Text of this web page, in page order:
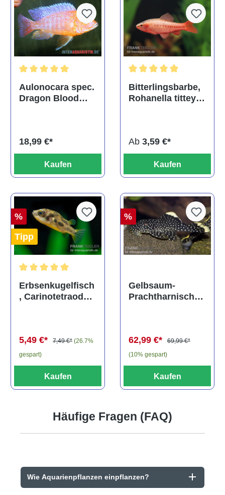
Aulonocara spec.
Dragon Blood
18,99 €*
Kaufen
Bitterlingsbarbe,
Rohanella titteya,
Ab 3,59 €*
Kaufen
%
Tipp
Erbsenkugelfisch
, Carinotetraodon
5,49 €* 7,49 €* (26.7%
gespart)
Kaufen
%
Gelbsaum-
Prachtharnischw
62,99 €*
69,99 €*
(10% gespart)
Kaufen
Häufige Fragen (FAQ)
Wie Aquarienpflanzen einpflanzen?